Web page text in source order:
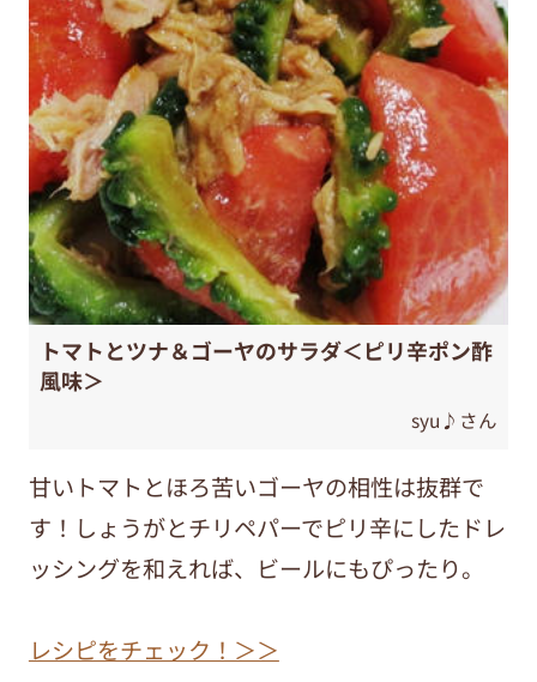
トマトとツナ＆ゴーヤのサラダ＜ピリ辛ポン酢
風味＞
syu♪さん
甘いトマトとほろ苦いゴーヤの相性は抜群で
す！しょうがとチリペパーでピリ辛にしたドレ
ッシングを和えれば、ビールにもぴったり。
レシピをチェック！＞＞